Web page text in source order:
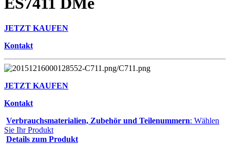
JETZT KAUFEN
Kontakt
JETZT KAUFEN
Kontakt
Verbrauchsmaterialien, Zubehör und Teilenummern: Wählen
Sie Ihr Produkt
Details zum Produkt